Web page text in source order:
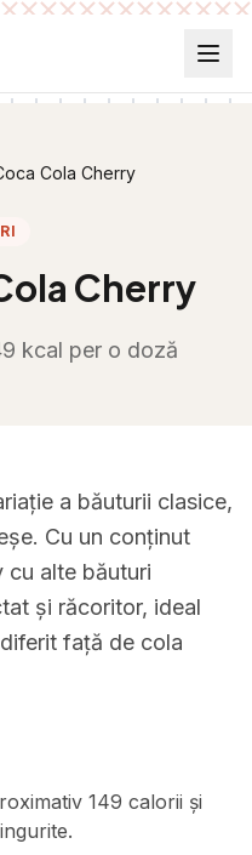
Cola Cherry
Cherry
kcal per o doză
a băuturii clasice,
Cu un conținut
cu alte băuturi
și răcoritor, ideal
față de cola
149 calorii și